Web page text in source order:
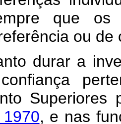
que os
ou de
durar a
, e nas